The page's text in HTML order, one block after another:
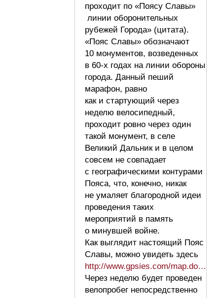
проходит по «Поясу Славы»
линии оборонительных
рубежей Города» (цитата).
«Пояс Славы» обозначают
10 монументов, возведенных
в 60-х годах на линии обороны
города. Данный пеший
марафон, равно
как и стартующий через
неделю велосипедный,
проходит ровно через один
такой монумент, в селе
Великий Дальник и в целом
совсем не совпадает
с географическими контурами
Пояса, что, конечно, никак
не умаляет благородной идеи
проведения таких
мероприятий в память
о минувшей войне.
Как выглядит настоящий Пояс
Славы, можно увидеть здесь
http://www.gpsies.com/map.do…
Через неделю будет проведен
велопробег непосредственно